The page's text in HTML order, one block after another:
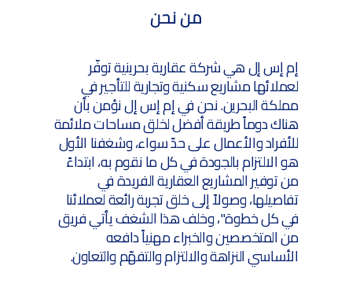
من نحن
إم إس إل هي شركة عقارية بحرينية توفّر
لعملائها مشاريع سكنية وتجارية للتأجير في
مملكة البحرين. نحن في إم إس إل نؤمن بأن
هناك دوماً طريقة أفضل لخلق مساحات ملائمة
للأفراد والأعمال على حدّ سواء، وشغفنا الأول
هو الالتزام بالجودة في كل ما نقوم به، ابتداءً
من توفير المشاريع العقارية الفريدة في
تفاصيلها، وصولاً إلى خلق تجربة رائعة لعملائنا
في كل خطوة"، وخلف هذا الشغف يأتي فريق
من المتخصصين والخبراء مهنياً دافعه
الأساسي النزاهة والالتزام والتفهّم والتعاون.